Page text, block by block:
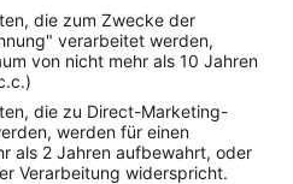
die zum Zwecke der
verarbeitet werden,
von nicht mehr als 10 Jahren
die zu Direct-Marketing-
werden für einen
als 2 Jahren aufbewahrt, oder
Verarbeitung widerspricht.